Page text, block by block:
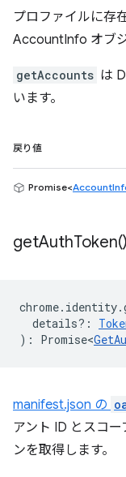
プロファイルに存
AccountInfo オブ
getAccounts は
います。
戻り値
Promise<
getAuthToken()
chrome. identity.
details? :
) : Promise<
manifest.json の
アント ID とスコ
ンを取得します。